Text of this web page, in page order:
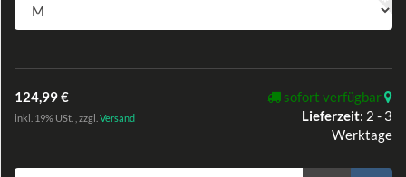
124,99 €
inkl. 19% USt. , zzgl. Versand
sofort verfügbar
Lieferzeit: 2 - 3
Werktage